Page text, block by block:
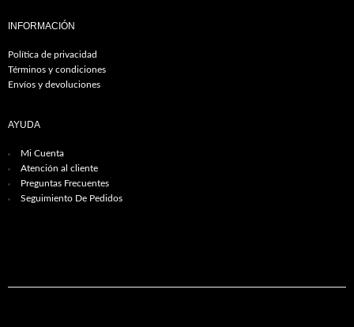
INFORMACIÓN
Política de privacidad
Términos y condiciones
Envíos y devoluciones
AYUDA
Mi Cuenta
Atención al cliente
Preguntas Frecuentes
Seguimiento De Pedidos